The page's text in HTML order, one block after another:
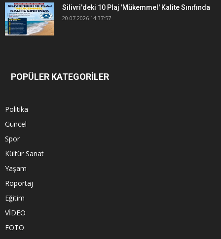
Silivri'deki 10 Plaj 'Mükemmel' Kalite Sınıfında
20.07.2026 14:37:57
POPÜLER KATEGORİLER
Politika
Güncel
Spor
Kültür Sanat
Yaşam
Röportaj
Eğitim
VİDEO
FOTO